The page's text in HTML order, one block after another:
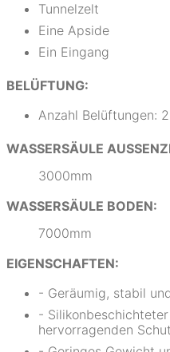
Tunnelzelt
Eine Apside
Ein Eingang
BELÜFTUNG:
Anzahl Belüftungen: 2
WASSERSÄULE
3000mm
WASSERSÄULE BODEN:
7000mm
EIGENSCHAFTEN:
- Geräumig, stabil
-
hervorragenden